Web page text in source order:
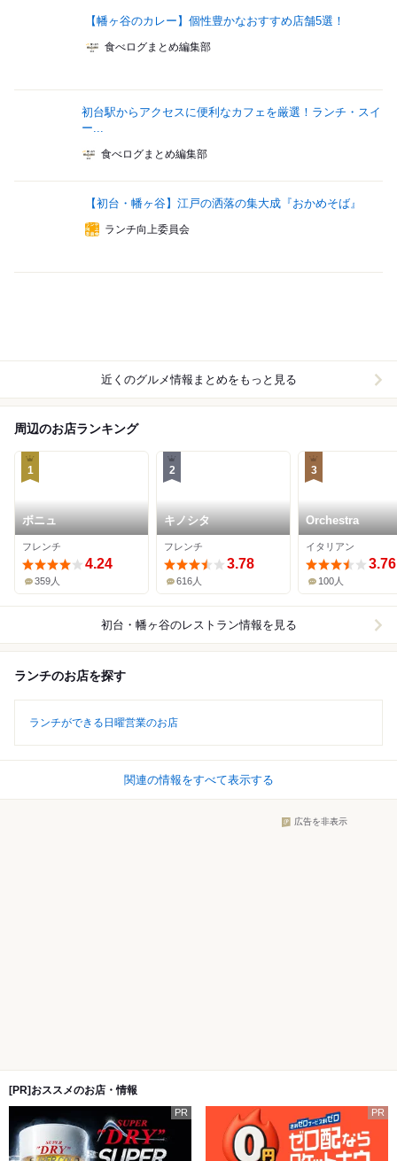
【幡ヶ谷のカレー】個性豊かなおすすめ店舗5選！
食べログまとめ編集部
初台駅からアクセスに便利なカフェを厳選！ランチ・スイ
ー...
食べログまとめ編集部
【初台・幡ヶ谷】江戸の洒落の集大成『おかめそば』
ランチ向上委員会
近くのグルメ情報まとめをもっと見る
周辺のお店ランキング
1
ボニュ
フレンチ
4.24
359人
2
キノシタ
フレンチ
3.78
616人
3
Orchestra
イタリアン
3.76
100人
初台・幡ヶ谷のレストラン情報を見る
ランチのお店を探す
ランチができる日曜営業のお店
関連の情報をすべて表示する
広告を非表示
[PR]おススメのお店・情報
PR PR